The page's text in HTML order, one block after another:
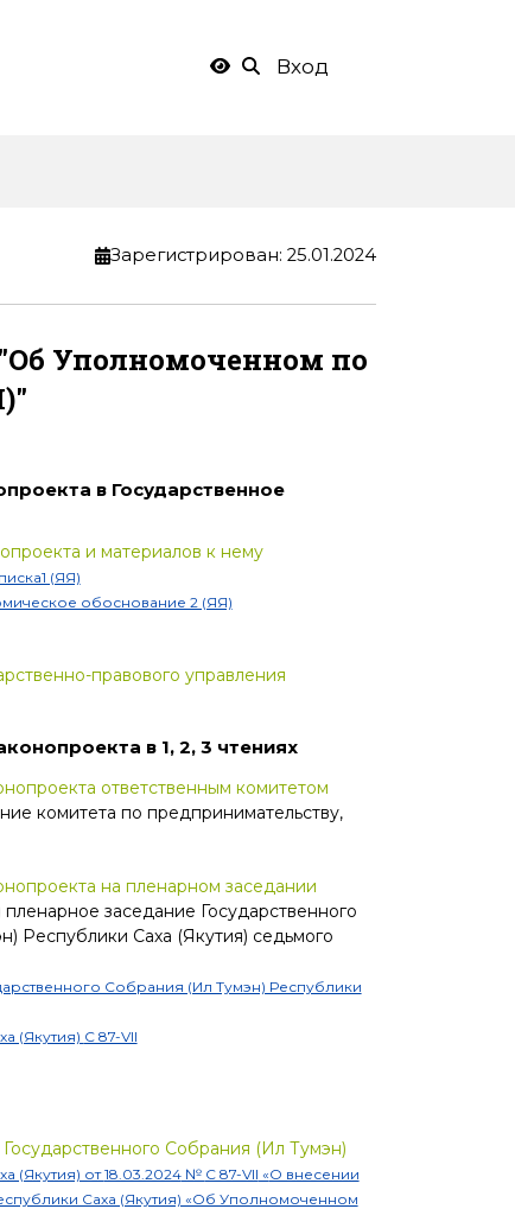
Вход
Зарегистрирован: 25.01.2024
Уполномоченном по
в Государственное
и материалов к нему
(ЯЯ)
обоснование 2 (ЯЯ)
правового управления
в 1, 2, 3 чтениях
ответственным комитетом
комитета по предпринимательству,
на пленарном заседании
заседание Государственного
Республики Саха (Якутия) седьмого
Собрания (Ил Тумэн) Республики
(Якутия) С 87-VII
Собрания (Ил Тумэн)
(Якутия) от18.03.2024№ С 87-VII «О внесении
Саха (Якутия) «Об Уполномоченном